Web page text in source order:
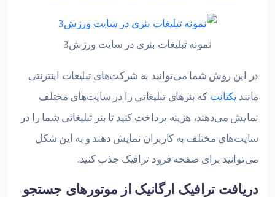
نمونه تبلیغات بنری در سایت ورزش3
در این روش شما می‌توانید به شرکت‌های تبلیغات اینترنتی
مانند یکتانت که بنرهای تبلیغاتی را در سایت‌های مختلف
نمایش می‌دهند، هزینه‌ پرداخت کنید تا بنر تبلیغاتی شما را در
سایت‌های مختلف به کاربران نمایش دهند و به این شکل
می‌توانید برای صفحه فرود ترافیک جذب کنید.
دریافت ترافیک ارگانیک از موتورهای جستجو